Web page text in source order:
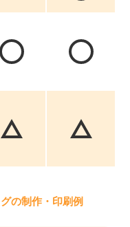
の制作・印刷例